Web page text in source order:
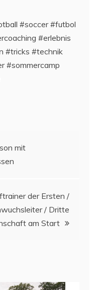
#soccer #futbol
#erlebnis
#tricks #technik
#sommercamp
mit
der Ersten /
/ Dritte
am Start